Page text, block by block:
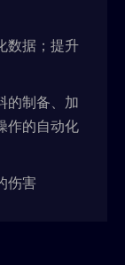
数据；提升
的制备、加
作的自动化
伤害